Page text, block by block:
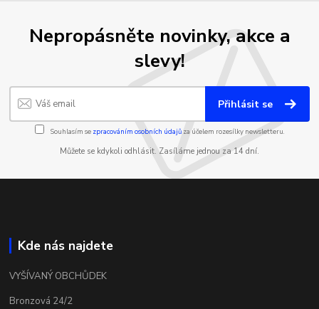
Nepropásněte novinky, akce a
slevy!
Přihlásit se
Souhlasím se zpracováním osobních údajůza účelem rozesílky newsletteru.
Můžete se kdykoli odhlásit. Zasíláme jednou za 14 dní.
Kde nás najdete
VYŠÍVANÝ OBCHŮDEK
Bronzová 24/2